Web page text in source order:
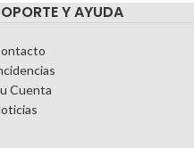
Y AYUDA
Cuenta